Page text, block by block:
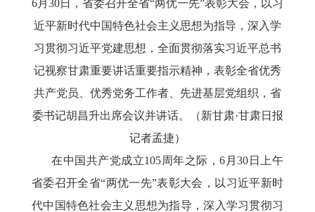
6月30日，省委召开全省“两优一先”表彰大会，以习
近平新时代中国特色社会主义思想为指导，深入学
习贯彻习近平党建思想，全面贯彻落实习近平总书
记视察甘肃重要讲话重要指示精神，表彰全省优秀
共产党员、优秀党务工作者、先进基层党组织，省
委书记胡昌升出席会议并讲话。（新甘肃·甘肃日报
记者孟捷）
在中国共产党成立105周年之际，6月30日上午
省委召开全省“两优一先”表彰大会，以习近平新时
代中国特色社会主义思想为指导，深入学习贯彻习